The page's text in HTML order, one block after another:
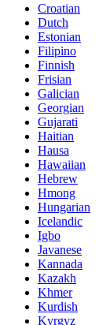
Croatian
Dutch
Estonian
Filipino
Finnish
Frisian
Galician
Georgian
Gujarati
Haitian
Hausa
Hawaiian
Hebrew
Hmong
Hungarian
Icelandic
Igbo
Javanese
Kannada
Kazakh
Khmer
Kurdish
Kyrgyz